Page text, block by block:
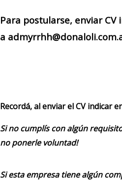
Para postularse, enviar
a
Recordá, al enviar el CV indicar
Si no cumplís con algún
no ponerle voluntad!
Si esta empresa tiene algún